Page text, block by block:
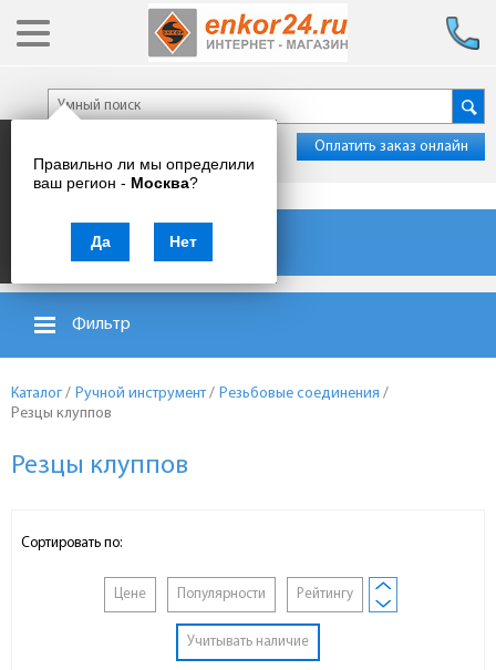
Правильно ли мы определили
ваш регион - Москва?
Да Нет
Оплатить заказ онлайн
Каталог товаров
Фильтр
Каталог / Ручной инструмент/ Резьбовые соединения /
Резцы клуппов
Резцы клуппов
Сортировать по:
Цене Популярности Рейтингу
Учитывать наличие